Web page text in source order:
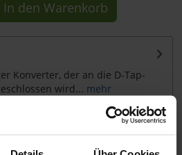
In den Warenkorb
Konverter, der an die D-Tap-
wird... mehr